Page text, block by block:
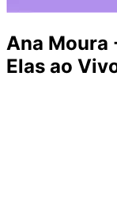
Ana Moura
Elas ao